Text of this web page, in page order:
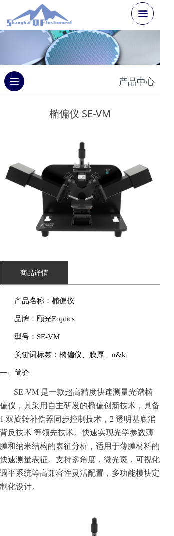
끀
产品中心
끀
椭偏仪 SE-VM
商品详情
产品名称：椭偏仪
品牌：颐光Eoptics
型号： SE-VM
关键词标签：椭偏仪、膜厚、 n&k
一、简介
SE-VM 是一款超高精度快速测量光谱椭
偏仪，其采用自主研发的椭偏创新技术，具备
1 双旋转补偿器同步控制技术，2 透明基底消
背反技术 等领先技术。快速实现光学参数薄
膜和纳米结构的表征分析，适用于薄膜材料的
快速测量表征。支持多角度，微光斑，可视化
调平系统等高兼容性灵活配置，多功能模块定
制化设计。